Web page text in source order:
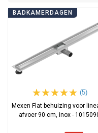
BADKAMERDAGEN
(5)
Mexen Flat behuizing voor
afvoer 90 cm, inox -